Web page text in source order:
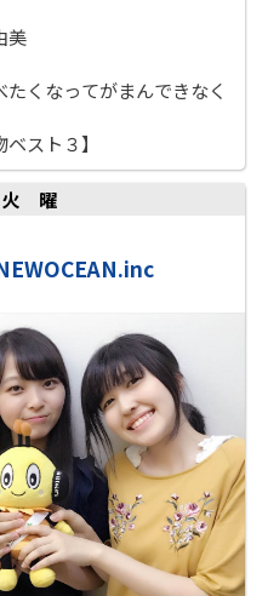
美
たくなってがまんできなく
スト３】
火曜